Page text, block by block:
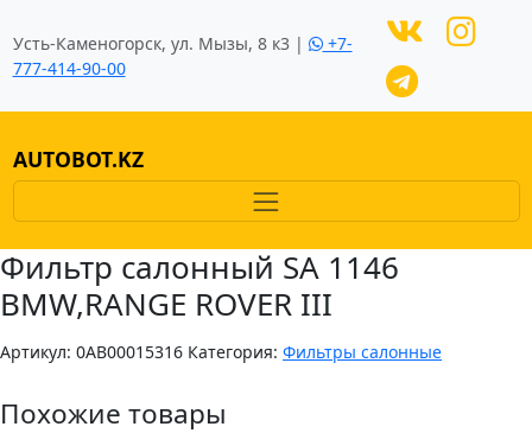
Усть-Каменогорск, ул. Мызы, 8 к3 |
+7-
777-414-90-00
AUTOBOT.KZ
Фильтр салонный SA 1146
BMW,RANGE ROVER III
Артикул: 0AB00015316 Категория: Фильтры салонные
Похожие товары